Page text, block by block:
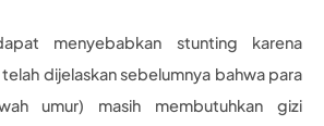
menyebabkan stunting karena
dijelaskan sebelumnya bahwa para
umur) masih membutuhkan gizi